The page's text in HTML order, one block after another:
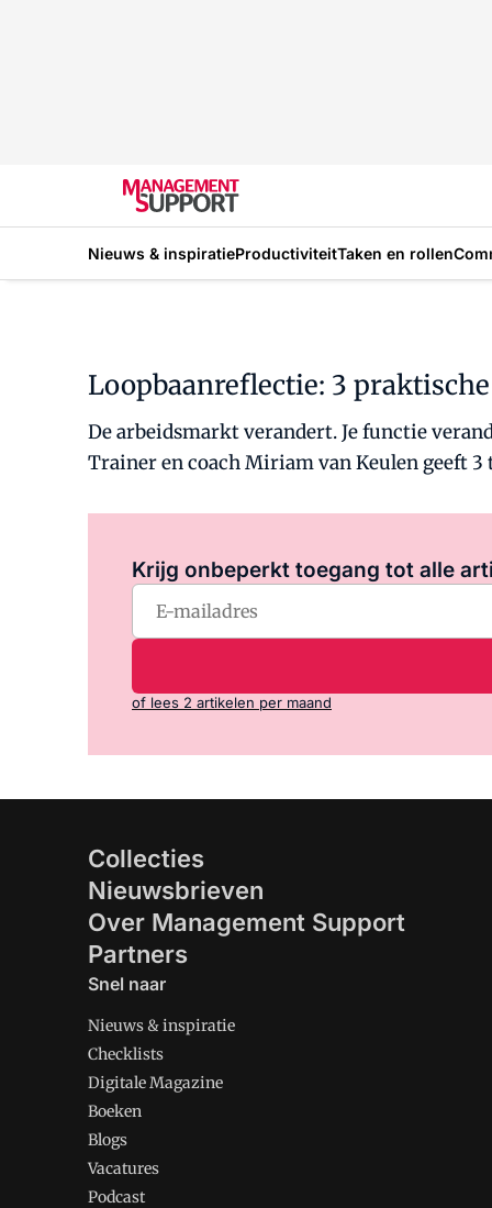
Nieuws & inspiratieProductiviteitTaken en rollen
Loopbaanreflectie: 3
De arbeidsmarkt verandert. Je functie
Trainer en coach Miriam van Keulen geeft 3
Krijg onbeperkt toegang tot alle
of lees 2 artikelen per maand
Collecties
Nieuwsbrieven
Over Management Support
Partners
Snel naar
Nieuws & inspiratie
Checklists
Digitale Magazine
Boeken
Blogs
Vacatures
Podcast